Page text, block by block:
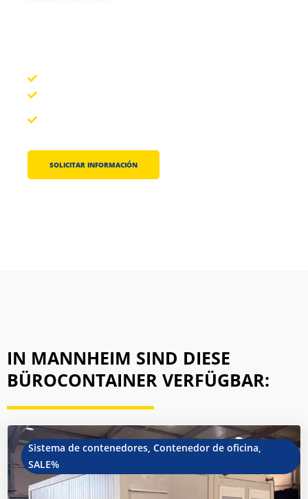
SOLICITAR INFORMACIÓN
IN MANNHEIM SIND DIESE
BÜROCONTAINER VERFÜGBAR:
Sistema de contenedores, Contenedor de oficina,
SALE%